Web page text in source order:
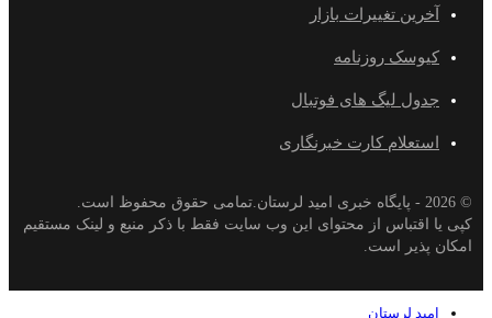
آخرین تغییرات بازار
کیوسک روزنامه
جدول لیگ های فوتبال
استعلام کارت خبرنگاری
© 2026 - پایگاه خبری اميد لرستان.تمامی حقوق محفوظ است.
کپی یا اقتباس از محتوای این وب سایت فقط با ذکر منبع و لینک مستقیم
امکان پذیر است.
امید لرستان